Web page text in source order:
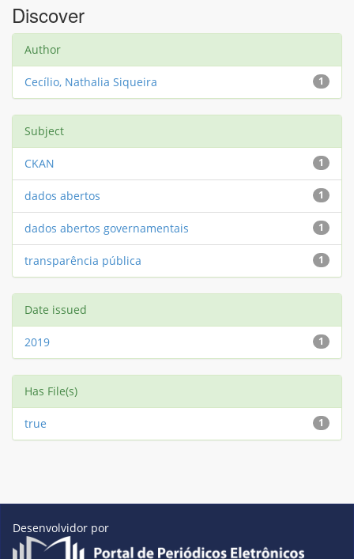
Discover
Author
1
Cecílio, Nathalia Siqueira
Subject
1
CKAN
1
dados abertos
1
dados abertos governamentais
1
transparência pública
Date issued
1
2019
Has File(s)
1
true
Desenvolvidor por